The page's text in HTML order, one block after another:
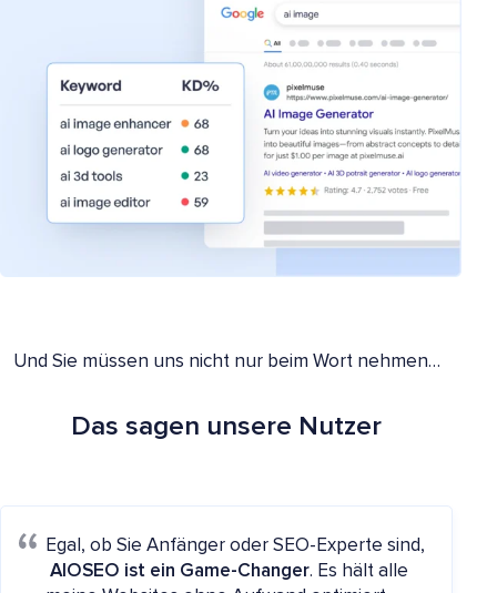
Und Sie müssen uns nicht nur beim Wort nehmen…
Das sagen unsere Nutzer
Egal, ob Sie Anfänger oder SEO-Experte sind,
AIOSEO ist ein Game-Changer. Es hält alle